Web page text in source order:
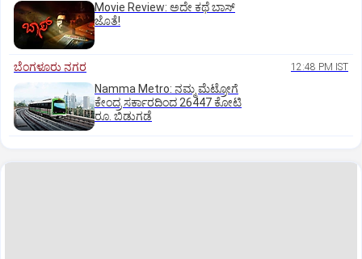
Movie Review: ಅದೇ ಕಥೆ ಬಾಸ್‌
ಜೊತೆ!
ಬೆಂಗಳೂರು ನಗರ 12:48 PM IST
Namma Metro: ನಮ್ಮ ಮೆಟ್ರೋಗೆ
ಕೇಂದ್ರ ಸರ್ಕಾರದಿಂದ 26447 ಕೋಟಿ
ರೂ. ಬಿಡುಗಡೆ